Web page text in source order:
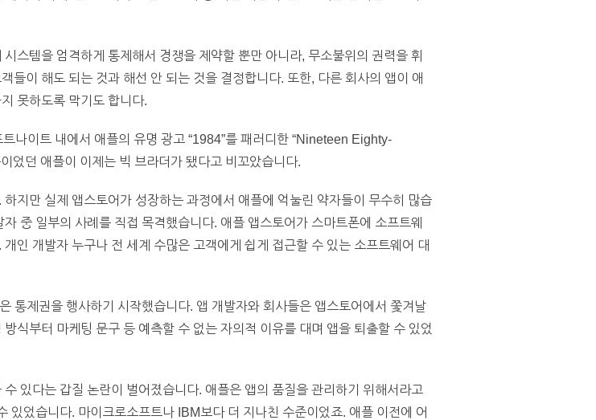
스템을 엄격하게 통제해서 경쟁을 제약할 뿐만 아니라, 무소불위의 권력을 휘
들이 해도 되는 것과 해선 안 되는 것을 결정합니다. 또한, 다른 회사의 앱이 애
못하도록 막기도 합니다.
나이트 내에서 애플의 유명 광고 “1984”를 패러디한 “Nineteen Eighty-
었던 애플이 이제는 빅 브라더가 됐다고 비꼬았습니다.
지만 실제 앱스토어가 성장하는 과정에서 애플에 억눌린 약자들이 무수히 많습
중 일부의 사례를 직접 목격했습니다. 애플 앱스토어가 스마트폰에 소프트웨
인 개발자 누구나 전 세계 수많은 고객에게 쉽게 접근할 수 있는 소프트웨어 대
통제권을 행사하기 시작했습니다. 앱 개발자와 회사들은 앱스토어에서 쫓겨날
식부터 마케팅 문구 등 예측할 수 없는 자의적 이유를 대며 앱을 퇴출할 수 있었
있다는 갑질 논란이 벌어졌습니다. 애플은 앱의 품질을 관리하기 위해서라고
있었습니다. 마이크로소프트나 IBM보다 더 지나친 수준이었죠. 애플 이전에 어